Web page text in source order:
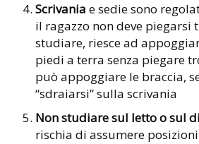
Scrivania e sedie sono
il ragazzo non deve piegarsi
studiare, riesce ad
piedi a terra senza piegare
può appoggiare le braccia,
“sdraiarsi” sulla scrivania
Non studiare sul lettoo sul
rischia di assumere